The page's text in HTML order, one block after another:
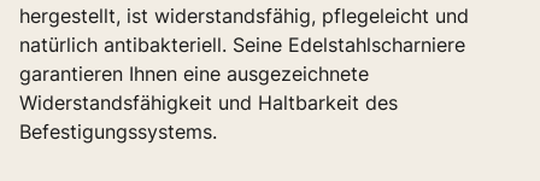
hergestellt, ist widerstandsfähig, pflegeleicht und
natürlich antibakteriell. Seine Edelstahlscharniere
garantieren Ihnen eine ausgezeichnete
Widerstandsfähigkeit und Haltbarkeit des
Befestigungssystems.